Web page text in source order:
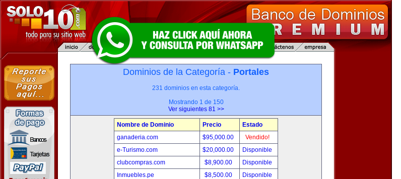
Dominios de la Categoría - Portales
231 dominios en esta categoría.
Mostrando 1 de 150
Ver siguientes 81 >>
Nombre de Dominio Precio
Estado
ganaderia.com
$95,000.00
Vendido!
e-Turismo.com
$20,000.00
Disponible
clubcompras.com
$8,900.00
Disponible
Inmuebles.pe
$8,500.00
Disponible